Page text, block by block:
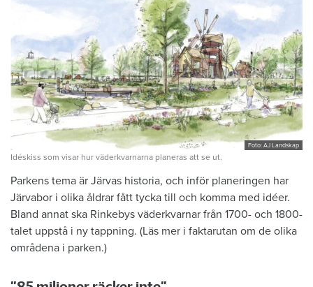
Foto: AJ Landskap
Idéskiss som visar hur väderkvarnarna planeras att se ut.
Parkens tema är Järvas historia, och inför planeringen har
Järvabor i olika åldrar fått tycka till och komma med idéer.
Bland annat ska Rinkebys väderkvarnar från 1700- och 1800-
talet uppstå i ny tappning. (Läs mer i faktarutan om de olika
områdena i parken.)